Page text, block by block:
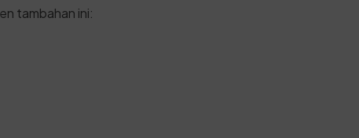
tambahan ini: